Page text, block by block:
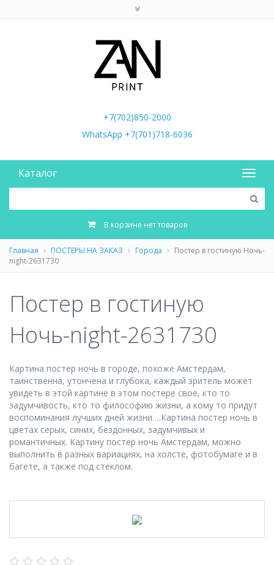
+7(702)850-2000
WhatsApp +7(701)718-6036
Каталог
В корзине нет товаров
Главная ПОСТЕРЫ НА ЗАКАЗ Города
Постер в гостиную Ночь-
night-2631730
Постер в гостиную
Ночь-night-2631730
Картина постер ночь в городе, похоже Амстердам,
таинственна, утончена и глубока, каждый зритель может
увидеть в этой картине в этом постере свое, кто то
задумчивость, кто то философию жизни, а кому то придут
воспоминания лучших дней жизни….Картина постер ночь в
цветах серых, синих, бездонных, задумчивых и
романтичных. Картину постер ночь Амстердам, можно
выполнить в разных вариациях, на холсте, фотобумаге и в
багете, а также под стеклом.